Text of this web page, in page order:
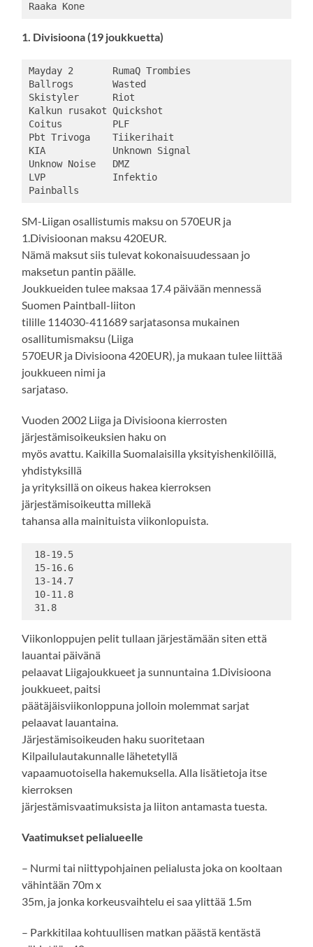
Raaka Kone
1. Divisioona (19 joukkuetta)
Mayday 2       RumaQ Trombies
Ballrogs       Wasted
Skistyler      Riot
Kalkun rusakot Quickshot
Coitus         PLF
Pbt Trivoga    Tiikerihait
KIA            Unknown Signal
Unknow Noise   DMZ
LVP            Infektio
SM-Liigan osallistumis maksu on 570EUR ja
1.Divisioonan maksu 420EUR.
Nämä maksut siis tulevat kokonaisuudessaan jo
maksetun pantin päälle.
Joukkueiden tulee maksaa 17.4 päivään mennessä
Suomen Paintball-liiton
tilille 114030-411689 sarjatasonsa mukainen
osallitumismaksu (Liiga
570EUR ja Divisioona 420EUR), ja mukaan tulee liittää
joukkueen nimi ja
sarjataso.
Vuoden 2002 Liiga ja Divisioona kierrosten
järjestämisoikeuksien haku on
myös avattu. Kaikilla Suomalaisilla yksityishenkilöillä,
yhdistyksillä
ja yrityksillä on oikeus hakea kierroksen
järjestämisoikeutta millekä
tahansa alla mainituista viikonlopuista.
31.8
Viikonloppujen pelit tullaan järjestämään siten että
lauantai päivänä
pelaavat Liigajoukkueet ja sunnuntaina 1.Divisioona
joukkueet, paitsi
päätäjäisviikonloppuna jolloin molemmat sarjat
pelaavat lauantaina.
Järjestämisoikeuden haku suoritetaan
Kilpailulautakunnalle lähetetyllä
vapaamuotoisella hakemuksella. Alla lisätietoja itse
kierroksen
järjestämisvaatimuksista ja liiton antamasta tuesta.
Vaatimukset pelialueelle
– Nurmi tai niittypohjainen pelialusta joka on kooltaan
vähintään 70m x
35m, ja jonka korkeusvaihtelu ei saa ylittää 1.5m
– Parkkitilaa kohtuullisen matkan päästä kentästä